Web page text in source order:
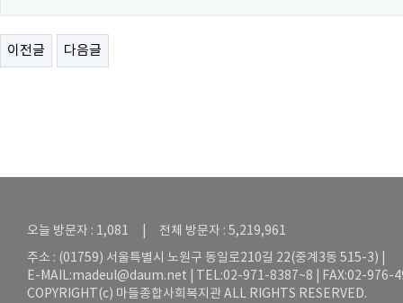
이전글 다음글
오늘 방문자 : 1,081 | 전체 방문자 : 5,219,961
주소 : (01759) 서울특별시 노원구 동일로210길 22(중계3동 515-3) |
E-MAIL:madeul@daum.net | TEL:02-971-8387~8 | FAX:02-976-
COPYRIGHT(c) 마들종합사회복지관 ALL RIGHTS RESERVED.